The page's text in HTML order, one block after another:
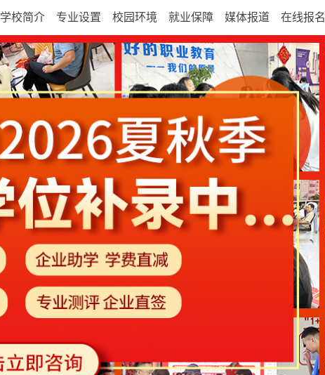
学校简介 专业设置 校园环境 就业保障 媒体报道 在线报名